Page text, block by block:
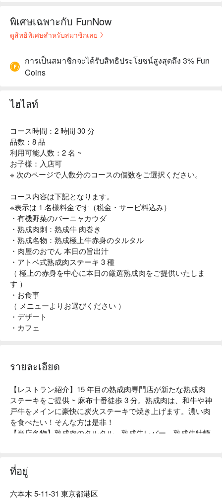
พิเศษเฉพาะกับ FunNow
ดูสิทธิพิเศษสำหรับสมาชิกเลย
การเป็นสมาชิกจะได้รับสิทธิประโยชน์สูงสุดถึง 3% Fun
Coins
ไฮไลท์
コース時間：2 時間 30 分
品数：8 品
利用可能人数：2 名 ~
お子様：入店可
※ 次のページで人数分のコースの個数をご選択ください。
コース内容は下記となります。
※表示は 1 名様料金です（税金・サービ料込み）
・有機野菜のバーニャカウダ
・熟成肉刺：熟成牛 肉巻き
・熟成名物：熟成極上牛赤身のタルタル
・肉屋のおでん 本日の旨出汁
・アトベ式熟成肉ステーキ 3 種
（ 極上の赤身を中心に本日の厳選熟成肉をご提供いたしま
す ）
・お食事
（ メニューよりお選びください ）
・デザート
・カフェ
รายละเอียด
【レストラン紹介】15 年目の熟成肉専門店が新たな熟成肉
ステーキをご提供 ~ 麻布十番徒歩 3 分。熟成肉は、和牛や神
戸牛をメインに豪快に炭火ステーキで焼き上げます。濃い肉
を食べたい！そんな方は是非！
【当店名物】熟成肉のタルタル、熟成牛レバー、熟成生牡蠣
最新発酵技術で肉の旨味「アミノ酸」を 3 倍に引き上げまし
た。部位によってその味わいは異なり、肉の味を味わえる炭
【店内雰囲気】古民家の隠れ家レストラン。気取らない、落
ที่อยู่
六本木 5-11-31 東京都港区